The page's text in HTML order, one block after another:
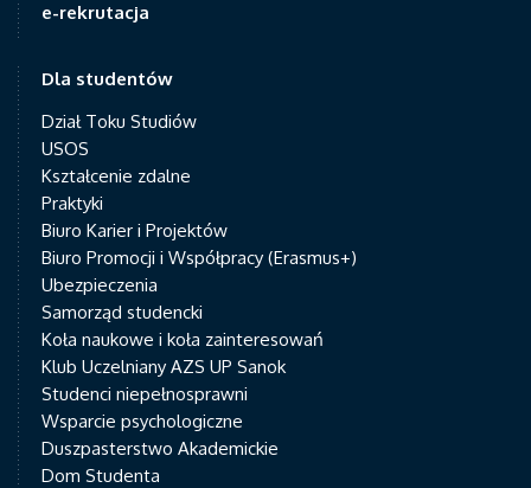
e-rekrutacja
Dla studentów
Dział Toku Studiów
USOS
Kształcenie zdalne
Praktyki
Biuro Karier i Projektów
Biuro Promocji i Współpracy (Erasmus+)
Ubezpieczenia
Samorząd studencki
Koła naukowe i koła zainteresowań
Klub Uczelniany AZS UP Sanok
Studenci niepełnosprawni
Wsparcie psychologiczne
Duszpasterstwo Akademickie
Dom Studenta